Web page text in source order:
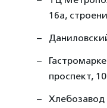
16а,
проспект,